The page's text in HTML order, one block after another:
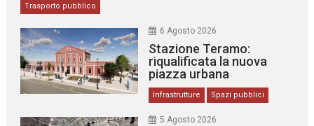
Trasporto pubblico
6 Agosto 2026
Stazione Teramo:
riqualificata la nuova
piazza urbana
Infrastrutture Spazi pubblici
5 Agosto 2026